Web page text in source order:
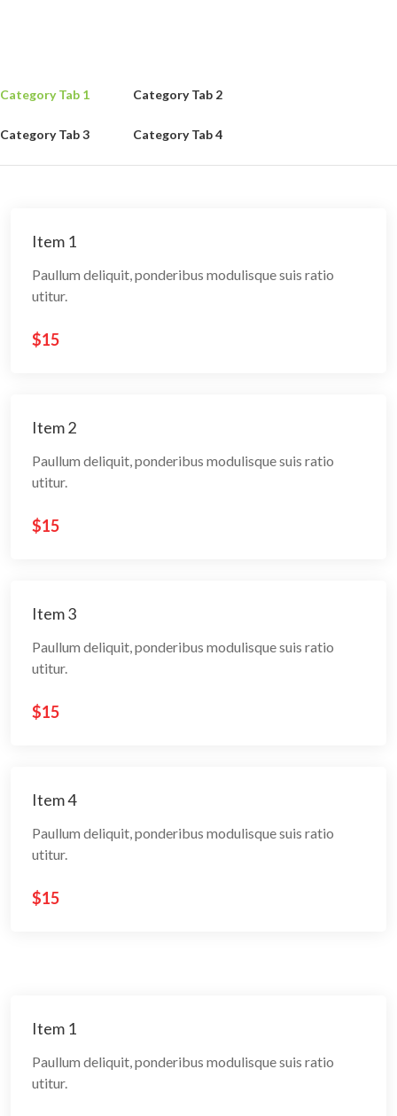
Category Tab 1 Category Tab 2
Category Tab 3 Category Tab 4
Item 1
Paullum deliquit, ponderibus modulisque suis ratio
utitur.
$15
Item 2
Paullum deliquit, ponderibus modulisque suis ratio
utitur.
$15
Item 3
Paullum deliquit, ponderibus modulisque suis ratio
utitur.
$15
Item 4
Paullum deliquit, ponderibus modulisque suis ratio
utitur.
$15
Item 1
Paullum deliquit, ponderibus modulisque suis ratio
utitur.